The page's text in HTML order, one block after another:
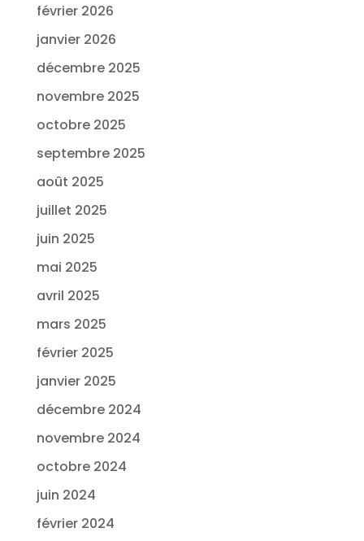
février 2026
janvier 2026
décembre 2025
novembre 2025
octobre 2025
septembre 2025
août 2025
juillet 2025
juin 2025
mai 2025
avril 2025
mars 2025
février 2025
janvier 2025
décembre 2024
novembre 2024
octobre 2024
juin 2024
février 2024